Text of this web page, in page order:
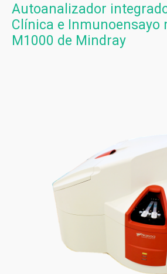
Autoanalizador
Clínica e Inmunoensayo
M1000 de Mindray